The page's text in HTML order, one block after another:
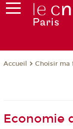
Accueil Choisir ma
Economie